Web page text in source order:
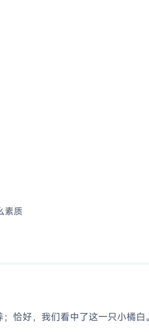
素质
恰好，我们看中了这一只小橘